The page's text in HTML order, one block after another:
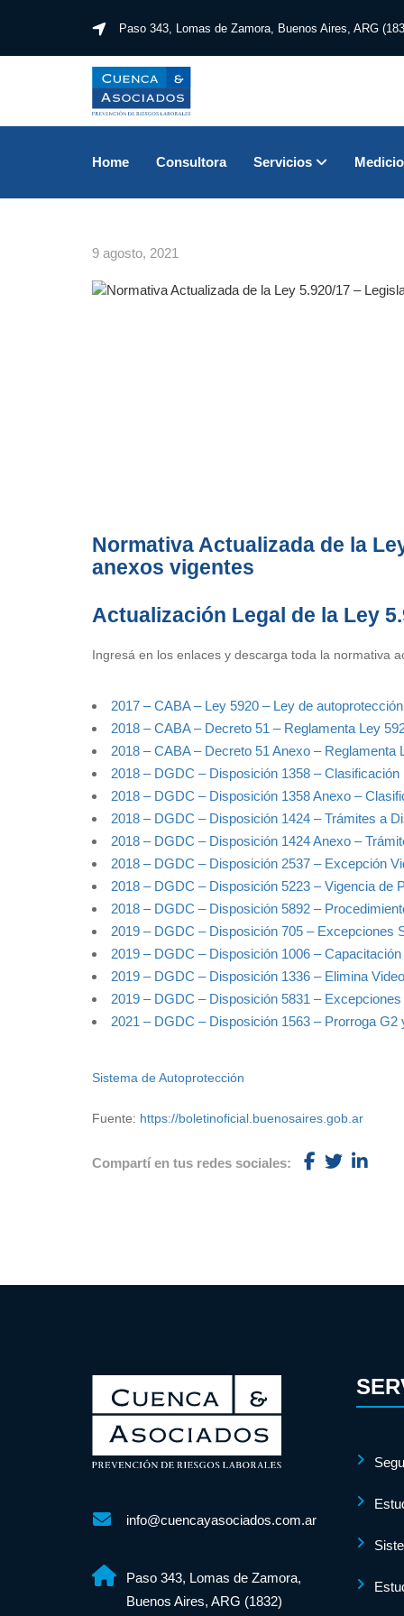
Paso 343, Lomas de Zamora, Buenos Aires, ARG
Home Consultora Servicios
9 agosto, 2021
Normativa Actualizada de la
anexos vigentes
Actualización Legal de la Ley
Ingresá en los enlaces y descarga toda la normativa
2017 – CABA – Ley 5920 – Ley de
2018 – CABA – Decreto 51 – Reglamenta Ley
2018 – CABA – Decreto 51 Anexo – Reglamenta
2018 – DGDC – Disposición 1358 – Clasificación
2018 – DGDC – Disposición 1358 Anexo –
2018 – DGDC – Disposición 1424 – Trámites a
2018 – DGDC – Disposición 1424 Anexo –
2018 – DGDC – Disposición 2537 – Excepción
2018 – DGDC – Disposición 5223 – Vigencia de
2018 – DGDC – Disposición 5892 –
2019 – DGDC – Disposición 705 – Excepciones
2019 – DGDC – Disposición 1006 –
2019 – DGDC – Disposición 1336 – Elimina
2019 – DGDC – Disposición 5831 –
2021 – DGDC – Disposición 1563 – Prorroga G2
Sistema de Autoprotección
Fuente: https://boletinoficial.buenosaires.gob.ar
Compartí en tus redes sociales:
info@cuencayasociados.com.ar
Paso 343, Lomas de Zamora,
Buenos Aires, ARG (1832)